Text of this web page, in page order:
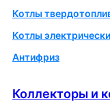
Котлы
Котлы
Антифриз
Коллекторы и